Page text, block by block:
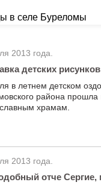
в селе Буреломы
2013 года.
детских рисунков
в летнем детском
района прошла
храмам.
2013 года.
отче